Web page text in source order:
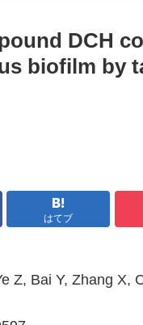
DCH
biofilm by
はてブ
Z, Bai Y, Zhang X,